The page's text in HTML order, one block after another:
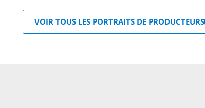
VOIR TOUS LES PORTRAITS DE PRODUCTEURS